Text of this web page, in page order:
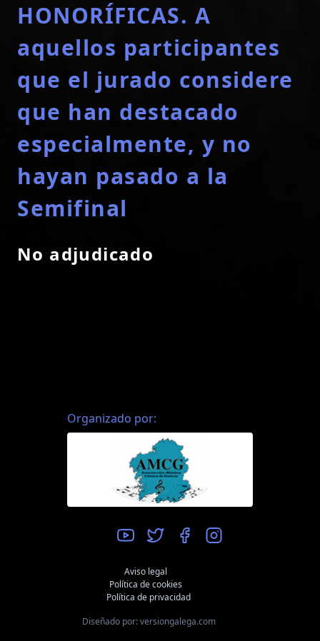
HONORÍFICAS. A
aquellos participantes
que el jurado considere
que han destacado
especialmente, y no
hayan pasado a la
Semifinal
No adjudicado
Organizado por:
Aviso legal
Política de cookies
Política de privacidad
Diseñado por: versiongalega.com